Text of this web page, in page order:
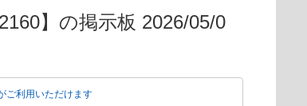
】の掲示板 2026/05/0
ご利用いただけます